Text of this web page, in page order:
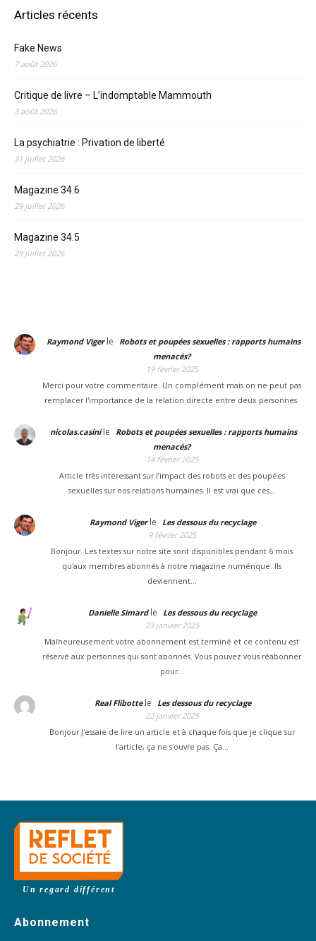
Articles récents
Fake News
7 août 2026
Critique de livre – L’indomptable Mammouth
3 août 2026
La psychiatrie : Privation de liberté
31 juillet 2026
Magazine 34.6
29 juillet 2026
Magazine 34.5
29 juillet 2026
Raymond Vigerle
Robots et poupées sexuelles : rapports humains
menacés?
19 février 2025
Merci pour votre commentaire. Un complément mais on ne peut pas
remplacer l'importance de la relation directe entre deux personnes.
nicolas.casinile
Robots et poupées sexuelles : rapports humains
menacés?
14 février 2025
Article très intéressant sur l’impact des robots et des poupées
sexuelles sur nos relations humaines. Il est vrai que ces…
Raymond Vigerle
Les dessous du recyclage
9 février 2025
Bonjour. Les textes sur notre site sont disponibles pendant 6 mois
qu'aux membres abonnés à notre magazine numérique. Ils
deviennent…
Danielle Simardle
Les dessous du recyclage
23 janvier 2025
Malheureusement votre abonnement est terminé et ce contenu est
réservé aux personnes qui sont abonnés. Vous pouvez vous réabonner
pour…
Real Flibottele
Les dessous du recyclage
22 janvier 2025
Bonjour J'essaie de lire un article et à chaque fois que je clique sur
l'article, ça ne s'ouvre pas. Ça…
Un regard différent
Abonnement